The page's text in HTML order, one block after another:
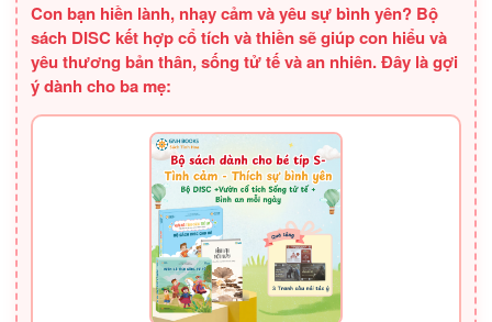
Con bạn hiền lành, nhạy cảm và yêu sự bình yên? Bộ
sách DISC kết hợp cổ tích và thiền sẽ giúp con hiểu và
yêu thương bản thân, sống tử tế và an nhiên. Đây là gợi
ý dành cho ba mẹ: